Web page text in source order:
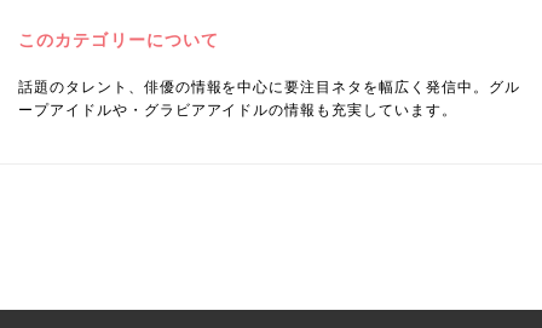
このカテゴリーについて
話題のタレント、俳優の情報を中心に要注目ネタを幅広く発信中。グル
ープアイドルや・グラビアアイドルの情報も充実しています。